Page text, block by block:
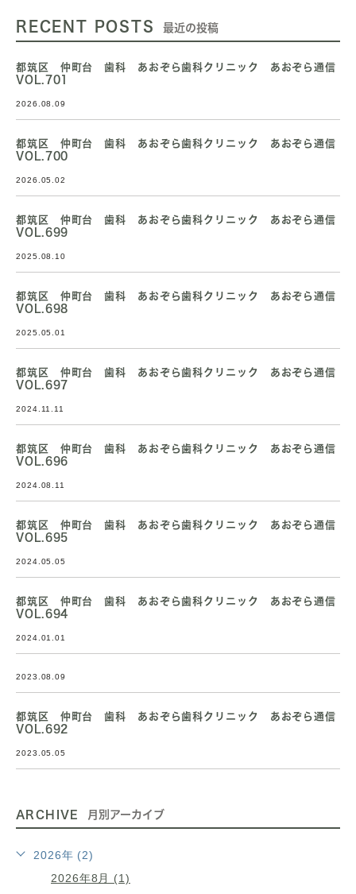
RECENT POSTS 最近の投稿
都筑区 仲町台 歯科 あおぞら歯科クリニック あおぞら通信
VOL.701
2026.08.09
都筑区 仲町台 歯科 あおぞら歯科クリニック あおぞら通信
VOL.700
2026.05.02
都筑区 仲町台 歯科 あおぞら歯科クリニック あおぞら通信
VOL.699
2025.08.10
都筑区 仲町台 歯科 あおぞら歯科クリニック あおぞら通信
VOL.698
2025.05.01
都筑区 仲町台 歯科 あおぞら歯科クリニック あおぞら通信
VOL.697
2024.11.11
都筑区 仲町台 歯科 あおぞら歯科クリニック あおぞら通信
VOL.696
2024.08.11
都筑区 仲町台 歯科 あおぞら歯科クリニック あおぞら通信
VOL.695
2024.05.05
都筑区 仲町台 歯科 あおぞら歯科クリニック あおぞら通信
VOL.694
2024.01.01
2023.08.09
都筑区 仲町台 歯科 あおぞら歯科クリニック あおぞら通信
VOL.692
2023.05.05
ARCHIVE 月別アーカイブ
2026年 (2)
2026年8月 (1)